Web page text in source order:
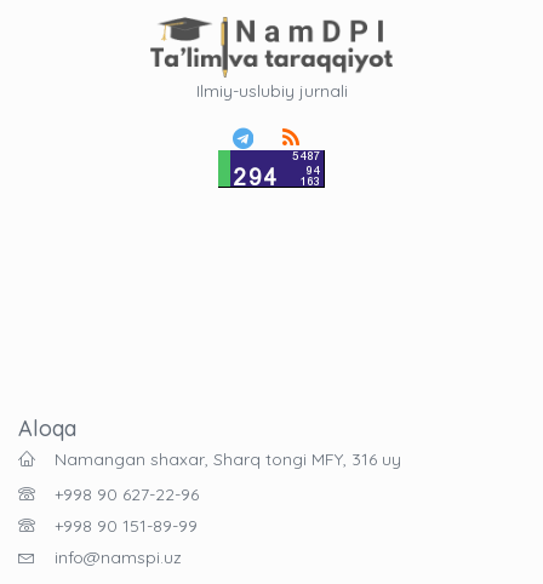
Ilmiy-uslubiy jurnali
Aloqa
Namangan shaxar, Sharq tongi MFY, 316 uy
+998 90 627-22-96
+998 90 151-89-99
info@namspi.uz